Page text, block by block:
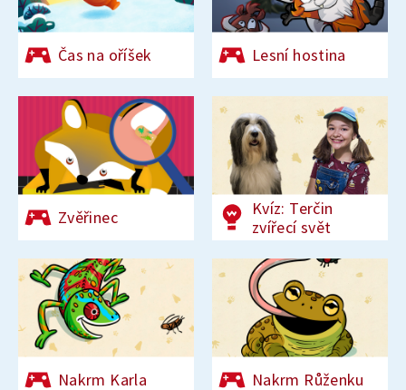
Čas na oříšek Lesní hostina
Zvěřinec
Kvíz: Terčin
zvířecí svět
Nakrm Karla Nakrm Růženku